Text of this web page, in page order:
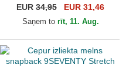
Stretch Snap Stated no
Boston Bruins NHL no New
EUR 34,95 EUR 31,46
Saņem to rīt, 11. Aug.